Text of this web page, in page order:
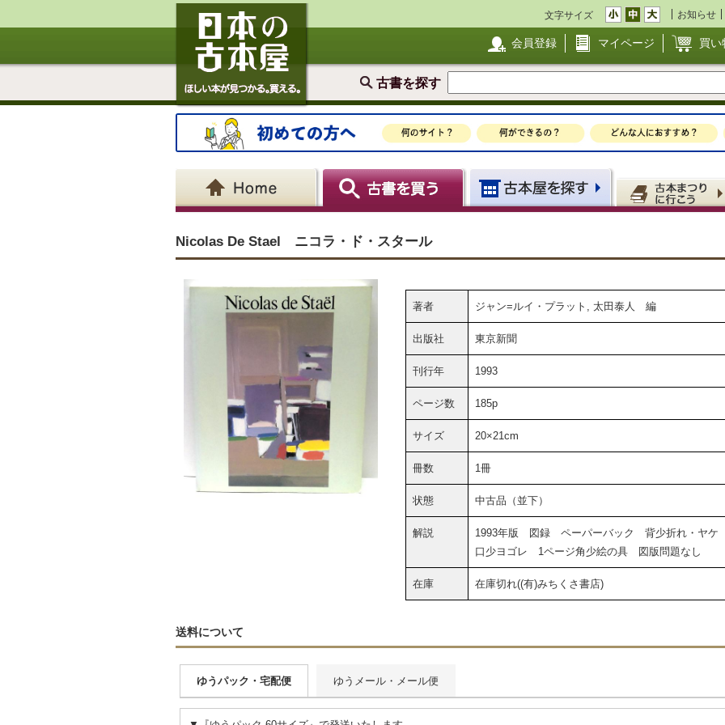
文字サイズ お知らせ
会員登録 マイページ 買い
古書を探す
Nicolas De Stael ニコラ・ド・スタール
著者 ジャン=ルイ・プラット, 太田泰人 編
出版社 東京新聞
刊行年 1993
ページ数 185p
サイズ 20×21cm
冊数 1冊
状態 中古品（並下）
解説
1993年版 図録 ペーパーバック 背少折れ・ヤ
口少ヨゴレ 1ページ角少絵の具 図版問題なし
在庫 在庫切れ((有)みちくさ書店)
送料について
ゆうパック・宅配便 ゆうメール・メール便